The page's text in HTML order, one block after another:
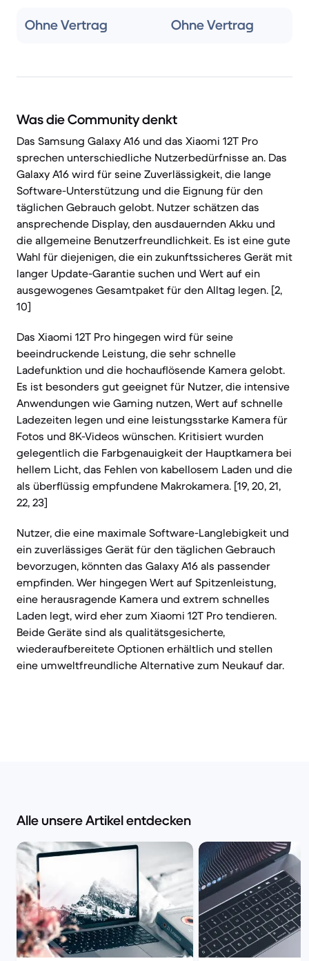
Ohne Vertrag Ohne Vertrag
Was die Community denkt
Das Samsung Galaxy A16 und das Xiaomi 12T Pro
sprechen unterschiedliche Nutzerbedürfnisse an. Das
Galaxy A16 wird für seine Zuverlässigkeit, die lange
Software-Unterstützung und die Eignung für den
täglichen Gebrauch gelobt. Nutzer schätzen das
ansprechende Display, den ausdauernden Akku und
die allgemeine Benutzerfreundlichkeit. Es ist eine gute
Wahl für diejenigen, die ein zukunftssicheres Gerät mit
langer Update-Garantie suchen und Wert auf ein
ausgewogenes Gesamtpaket für den Alltag legen. [2,
10]
Das Xiaomi 12T Pro hingegen wird für seine
beeindruckende Leistung, die sehr schnelle
Ladefunktion und die hochauflösende Kamera gelobt.
Es ist besonders gut geeignet für Nutzer, die intensive
Anwendungen wie Gaming nutzen, Wert auf schnelle
Ladezeiten legen und eine leistungsstarke Kamera für
Fotos und 8K-Videos wünschen. Kritisiert wurden
gelegentlich die Farbgenauigkeit der Hauptkamera bei
hellem Licht, das Fehlen von kabellosem Laden und die
als überflüssig empfundene Makrokamera. [19, 20, 21,
22, 23]
Nutzer, die eine maximale Software-Langlebigkeit und
ein zuverlässiges Gerät für den täglichen Gebrauch
bevorzugen, könnten das Galaxy A16 als passender
empfinden. Wer hingegen Wert auf Spitzenleistung,
eine herausragende Kamera und extrem schnelles
Laden legt, wird eher zum Xiaomi 12T Pro tendieren.
Beide Geräte sind als qualitätsgesicherte,
wiederaufbereitete Optionen erhältlich und stellen
eine umweltfreundliche Alternative zum Neukauf dar.
Alle unsere Artikel entdecken